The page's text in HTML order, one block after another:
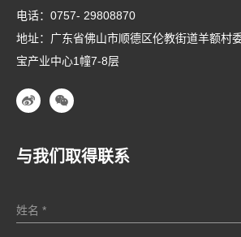
电话： 0757- 29808870
地址：广东省佛山市顺德区伦教街道羊额村
宝产业中心1幢7-8层
与我们取得联系